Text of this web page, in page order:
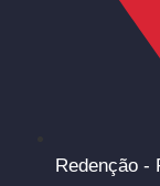
Redenção -